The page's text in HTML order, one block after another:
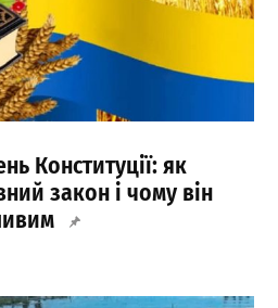
Конституції: як
закон і чому він